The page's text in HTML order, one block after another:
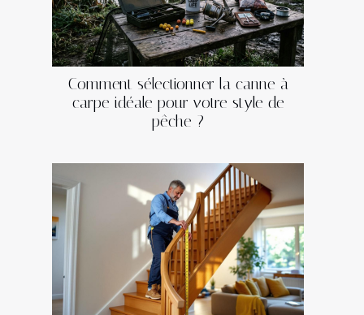
Comment sélectionner la canne à
carpe idéale pour votre style de
pêche ?